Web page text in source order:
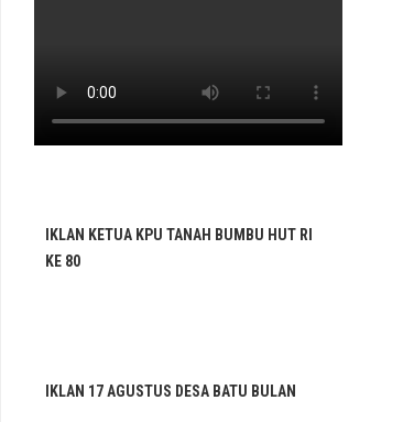
IKLAN KETUA KPU TANAH BUMBU HUT RI
KE 80
IKLAN 17 AGUSTUS DESA BATU BULAN